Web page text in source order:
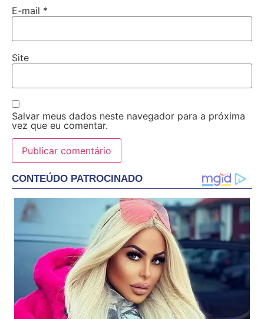
E-mail *
Site
Salvar meus dados neste navegador para a próxima
vez que eu comentar.